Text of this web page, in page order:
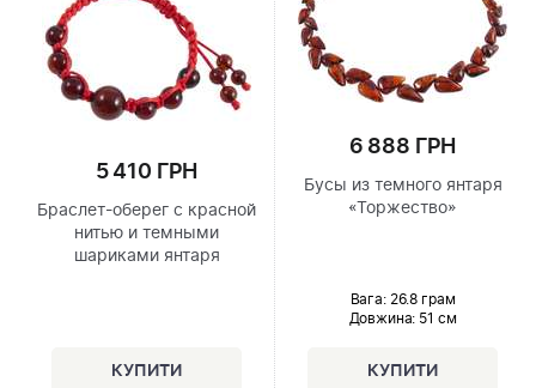
5 410 ГРН
Браслет-оберег с красной
нитью и темными
шариками янтаря
6 888 ГРН
Бусы из темного янтаря
«Торжество»
Вага: 26.8 грам
Довжина: 51 см